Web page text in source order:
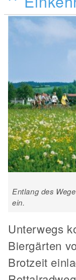
Entlang des
ein.
Unterwegs
Biergärten
Brotzeit